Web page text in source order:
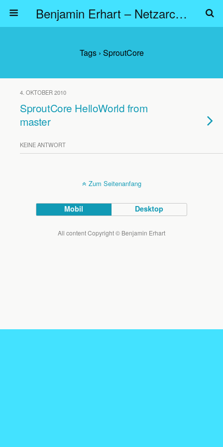
Benjamin Erhart – Netzarchitekt
Tags › SproutCore
4. OKTOBER 2010
SproutCore HelloWorld from
master
KEINE ANTWORT
Zum Seitenanfang
Mobil Desktop
All content Copyright © Benjamin Erhart